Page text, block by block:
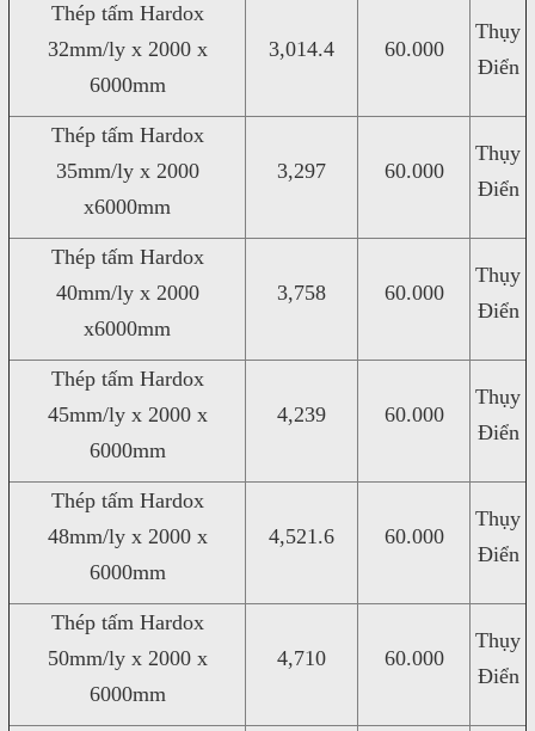
Thép tấm Hardox
32mm/ly x 2000 x
6000mm
3,014.4 60.000
Thụy
Điển
Thép tấm Hardox
35mm/ly x 2000
x6000mm
3,297 60.000
Thụy
Điển
Thép tấm Hardox
40mm/ly x 2000
x6000mm
3,758 60.000
Thụy
Điển
Thép tấm Hardox
45mm/ly x 2000 x
6000mm
4,239 60.000
Thụy
Điển
Thép tấm Hardox
48mm/ly x 2000 x
6000mm
4,521.6 60.000
Thụy
Điển
Thép tấm Hardox
50mm/ly x 2000 x
6000mm
4,710 60.000
Thụy
Điển